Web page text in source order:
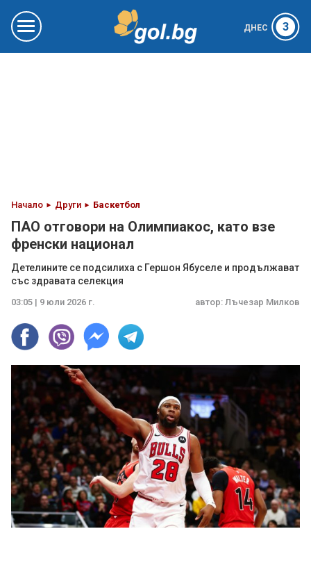
ДНЕС 3
Начало Други Баскетбол
ПАО отговори на Олимпиакос, като взе
френски национал
Детелините се подсилиха с Гершон Ябуселе и продължават
със здравата селекция
03:05 | 9 юли 2026 г. автор: Лъчезар Милков